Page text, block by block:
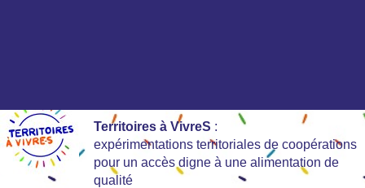
Territoires à VivreS :
expérimentations territoriales de coopérations
pour un accès digne à une alimentation de
qualité